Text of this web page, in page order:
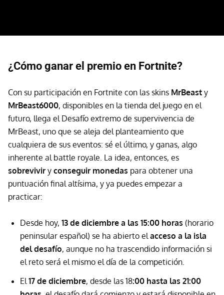
¿Cómo ganar el premio en Fortnite?
Con su participación en Fortnite con las skins MrBeast y
MrBeast6000, disponibles en la tienda del juego en el
futuro, llega el Desafío extremo de supervivencia de
MrBeast, uno que se aleja del planteamiento que
cualquiera de sus eventos: sé el último, y ganas, algo
inherente al battle royale. La idea, entonces, es
sobrevivir y conseguir monedas para obtener una
puntuación final altísima, y ya puedes empezar a
practicar:
Desde hoy, 13 de diciembre a las 15:00 horas (horario
peninsular español) se ha abierto el acceso a la isla
del desafío, aunque no ha trascendido información si
el reto será el mismo el día de la competición.
El 17 de diciembre, desde las 18:00 hasta las 21:00